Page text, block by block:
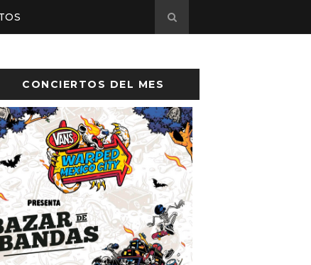
CONCIERTOS DEL MES